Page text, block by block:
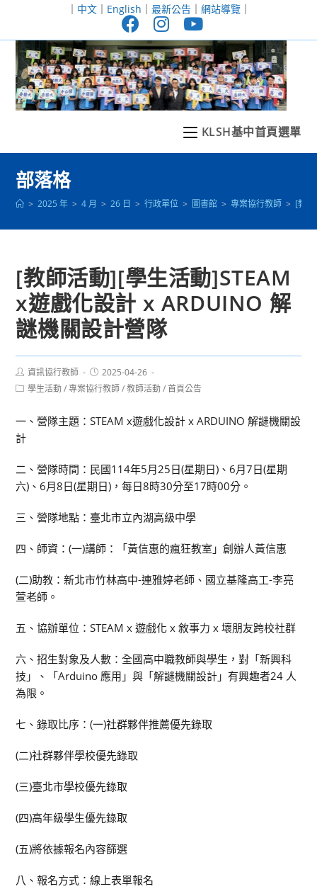
至
｜ 中文｜ English ｜ 最新公告｜ 網站導覽｜
KLSH基中首頁選單
部落格
> 2025 年 > 4 月 > 26 日 > 行政單位 > 圖書館 > 專案協行教師 > [教
[教師活動][學生活動]STEAM
x遊戲化設計 x ARDUINO 解
謎機關設計營隊
Post
author:
資訊協行教師
Post
published:
2025-04-26
Post學生活動 / 專案協行教師 / 教師活動 / 首頁公告
一、營隊主題：STEAM x遊戲化設計 x ARDUINO 解謎機關設
計
二、營隊時間：民國114年5月25日(星期日)、6月7日(星期
六)、6月8日(星期日)，每日8時30分至17時00分。
三、營隊地點：臺北市立內湖高級中學
四、師資：(一)講師：「黃信惠的瘋狂教室」創辦人黃信惠
(二)助教：新北市竹林高中-連雅婷老師、國立基隆高工-李亮
萱老師。
五、協辦單位：STEAM x 遊戲化 x 敘事力 x 壞朋友跨校社群
六、招生對象及人數：全國高中職教師與學生，對「新興科
技」、「Arduino 應用」與「解謎機關設計」有興趣者24 人
為限。
七、錄取比序：(一)社群夥伴推薦優先錄取
(二)社群夥伴學校優先錄取
(三)臺北市學校優先錄取
(四)高年級學生優先錄取
(五)將依據報名內容篩選
八、報名方式：線上表單報名